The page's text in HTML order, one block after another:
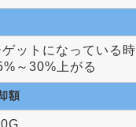
ットになっている時
～30%上がる
額